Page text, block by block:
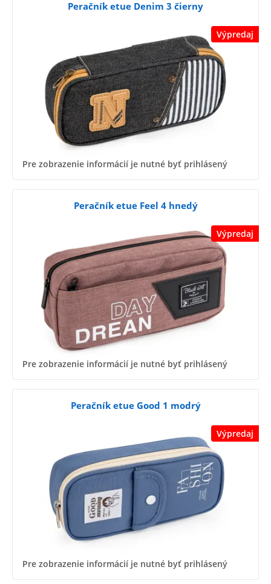
Výpredaj
Peračník etue Denim 3 čierny
Pre zobrazenie informácií je nutné byť prihlásený
Výpredaj
Peračník etue Feel 4 hnedý
Pre zobrazenie informácií je nutné byť prihlásený
Výpredaj
Peračník etue Good 1 modrý
Pre zobrazenie informácií je nutné byť prihlásený